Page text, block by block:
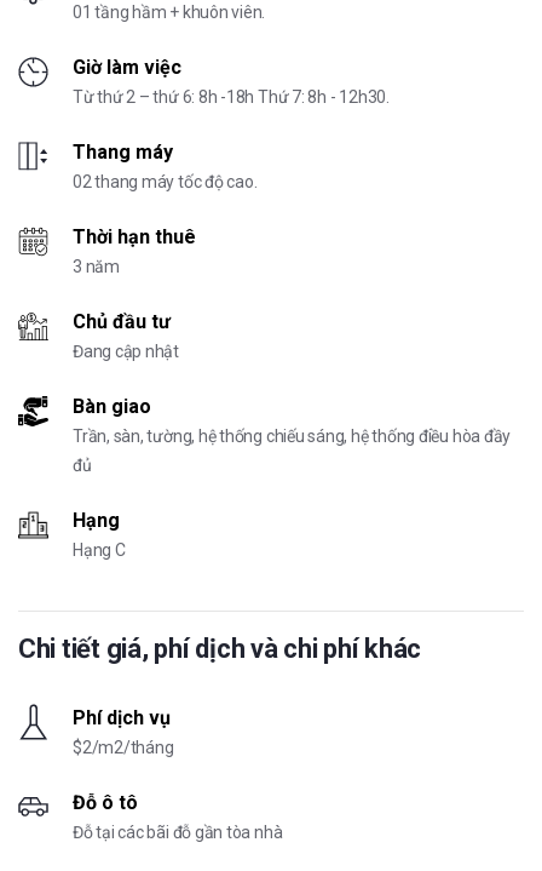
01 tầng hầm + khuôn viên.
Giờ làm việc
Từ thứ 2 – thứ 6: 8h -18h Thứ 7: 8h - 12h30.
Thang máy
02 thang máy tốc độ cao.
Thời hạn thuê
3 năm
Chủ đầu tư
Đang cập nhật
Bàn giao
Trần, sàn, tường, hệ thống chiếu sáng, hệ thống điều hòa đầy
đủ
Hạng
Hạng C
Chi tiết giá, phí dịch và chi phí khác
Phí dịch vụ
$2/m2/tháng
Đỗ ô tô
Đỗ tại các bãi đỗ gần tòa nhà